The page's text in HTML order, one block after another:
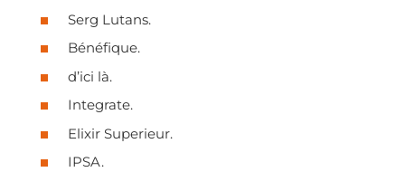
Serg Lutans.
Bénéfique.
d’ici là.
Integrate.
Elixir Superieur.
IPSA.